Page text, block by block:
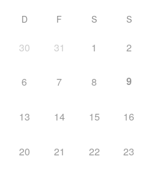
D F S S
30 31 1 2
6 7 8 9
13 14 15 16
20 21 22 23